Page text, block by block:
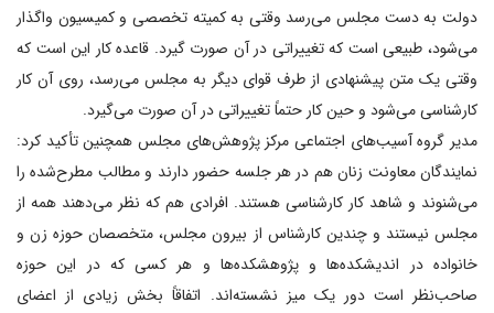
دولت به دست مجلس می‌رسد وقتی به کمیته تخصصی و کمیسیون واگذار
می‌شود، طبیعی است که تغییراتی در آن صورت گیرد. قاعده کار این است که
وقتی یک متن پیشنهادی از طرف قوای دیگر به مجلس می‌رسد، روی آن کار
کارشناسی می‌شود و حین کار حتماً تغییراتی در آن صورت می‌گیرد.
مدیر گروه آسیب‌های اجتماعی مرکز پژوهش‌های مجلس همچنین تأکید کرد:
نمایندگان معاونت زنان هم در هر جلسه حضور دارند و مطالب مطرح‌شده را
می‌شنوند و شاهد کار کارشناسی هستند. افرادی هم که نظر می‌دهند همه از
مجلس نیستند و چندین کارشناس از بیرون مجلس، متخصصان حوزه زن و
خانواده در اندیشکده‌ها و پژوهشکده‌ها و هر کسی که در این حوزه
صاحب‌نظر است دور یک میز نشسته‌اند. اتفاقاً بخش زیادی از اعضای